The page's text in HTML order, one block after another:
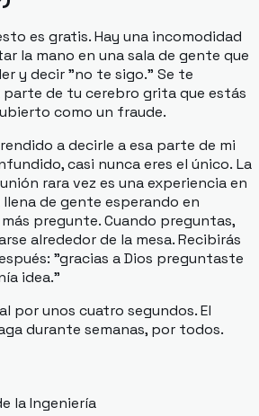
es gratis. Hay una incomodidad
la mano en una sala de gente que
y decir "no te sigo." Se te
parte de tu cerebro grita que estás
como un fraude.
a decirle a esa parte de mi
casi nunca eres el único. La
rara vez es una experiencia en
llena de gente esperando en
pregunte. Cuando preguntas,
alrededor de la mesa. Recibirás
"gracias a Dios preguntaste
idea."
por unos cuatro segundos. El
durante semanas, por todos.
la Ingeniería